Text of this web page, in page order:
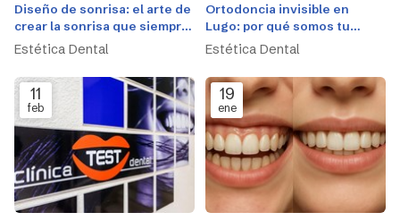
Diseño de sonrisa: el arte de
crear la sonrisa que siempre
has querido
Estética Dental
Ortodoncia invisible en
Lugo: por qué somos tu
mejor opción
Estética Dental
11
feb
19
ene